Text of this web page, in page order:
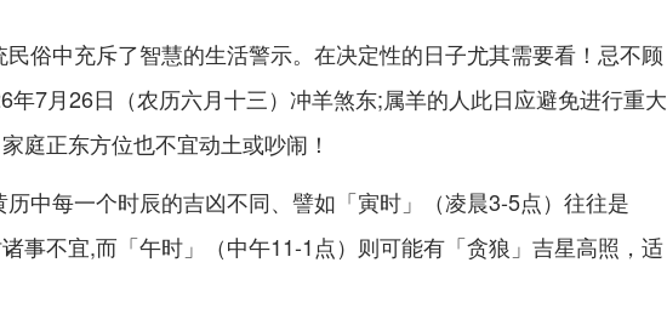
俗中充斥了智慧的生活警示。在决定性的日子尤其需要看！ 忌不顾
年7月26日（农历六月十三）冲羊煞东;属羊的人此日应避免进行重大
庭正东方位也不宜动土或吵闹！
历中每一个时辰的吉凶不同、譬如「寅时」（凌晨3-5点）往往是
诸事不宜,而「午时」（中午11-1点）则可能有「贪狼」吉星高照，适